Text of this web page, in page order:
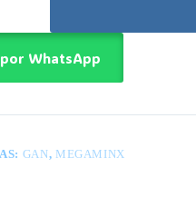
WhatsApp
GAN, MEGAMINX